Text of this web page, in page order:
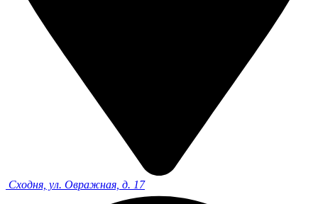
Сходня, ул. Овражная, д. 17